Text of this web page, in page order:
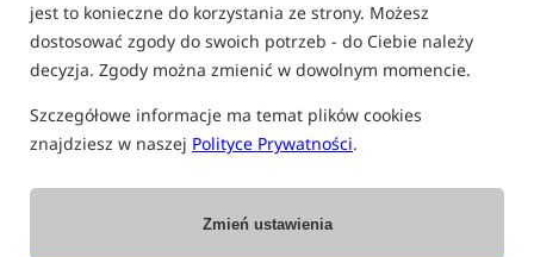
jest to konieczne do korzystania ze strony. Możesz
dostosować zgody do swoich potrzeb - do Ciebie należy
decyzja. Zgody można zmienić w dowolnym momencie.
Szczegółowe informacje ma temat plików cookies
znajdziesz w naszej Polityce Prywatności.
Zmień ustawienia
Preston Innovations Supera
SL Rod
Cena kat.:885,99/ -18%
Min. cena z 30 dni przed
Preston Innovations DURA
Carp Feeder
Cena kat.:269,99/ -24%
Min. cena z 30 dni przed